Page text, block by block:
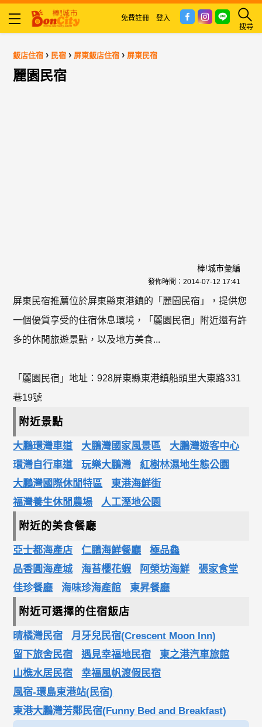
搜尋
免費註冊 登入
飯店住宿 › 民宿 › 屏東飯店住宿 › 屏東民宿
麗園民宿
棒!城市彙編
發佈時間： 2014-07-12 17:41
屏東民宿推薦位於屏東縣東港鎮的「麗園民宿」，提供您
一個優質享受的住宿休息環境，「麗園民宿」附近還有許
多的休閒旅遊景點，以及地方美食...
「麗園民宿」地址：928屏東縣東港鎮船頭里大東路331
巷19號
附近景點
大鵬環灣車道 大鵬灣國家風景區
大鵬灣遊客中心
環灣自行車道
玩樂大鵬灣
紅樹林濕地生態公園
大鵬灣國際休閒特區
東港海鮮街
福灣養生休閒農場
人工溼地公園
附近的美食餐廳
亞士都海產店 仁鵬海鮮餐廳
極品鱻
品香圓海產城
海苔櫻花蝦 阿榮坊海鮮
張家食堂
佳珍餐廳
海味珍海產館 東昇餐廳
附近可選擇的住宿飯店
晴橘灣民宿
月牙兒民宿(Crescent Moon Inn)
留下旅舍民宿
遇見幸福地民宿
東之港汽車旅館
山樵水居民宿
幸福風帆渡假民宿
風宿-環島東港站(民宿)
東港大鵬灣芳鄰民宿(Funny Bed and Breakfast)